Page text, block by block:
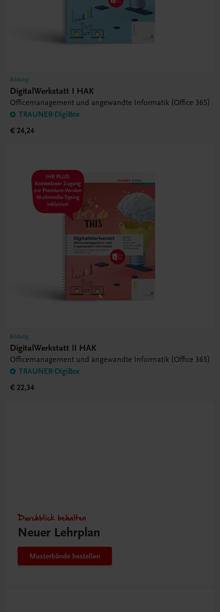
Bildung
DigitalWerkstatt I HAK
Officemanagement und angewandte Informatik (Office 365)
TRAUNER-DigiBox
€ 24,24
Bildung
DigitalWerkstatt II HAK
Officemanagement und angewandte Informatik (Office 365)
TRAUNER-DigiBox
€ 22,34
Durchblick behalten
Neuer Lehrplan
Musterbände bestellen